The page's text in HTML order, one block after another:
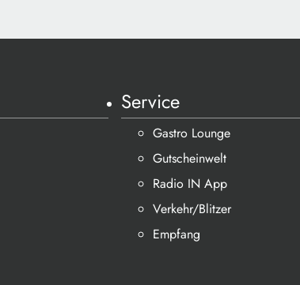
Service
Gastro Lounge
Gutscheinwelt
Radio IN App
Verkehr/Blitzer
Empfang